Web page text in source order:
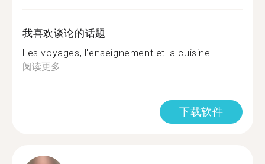
我喜欢谈论的话题
Les voyages, l'enseignement et la cuisine...
阅读更多
下载软件